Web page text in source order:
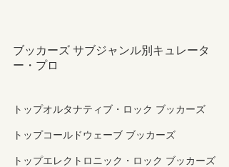
ブッカーズ サブジャンル別キュレータ
ー・プロ
トップオルタナティブ・ロック ブッカーズ
トップコールドウェーブ ブッカーズ
トップエレクトロニック・ロック ブッカーズ